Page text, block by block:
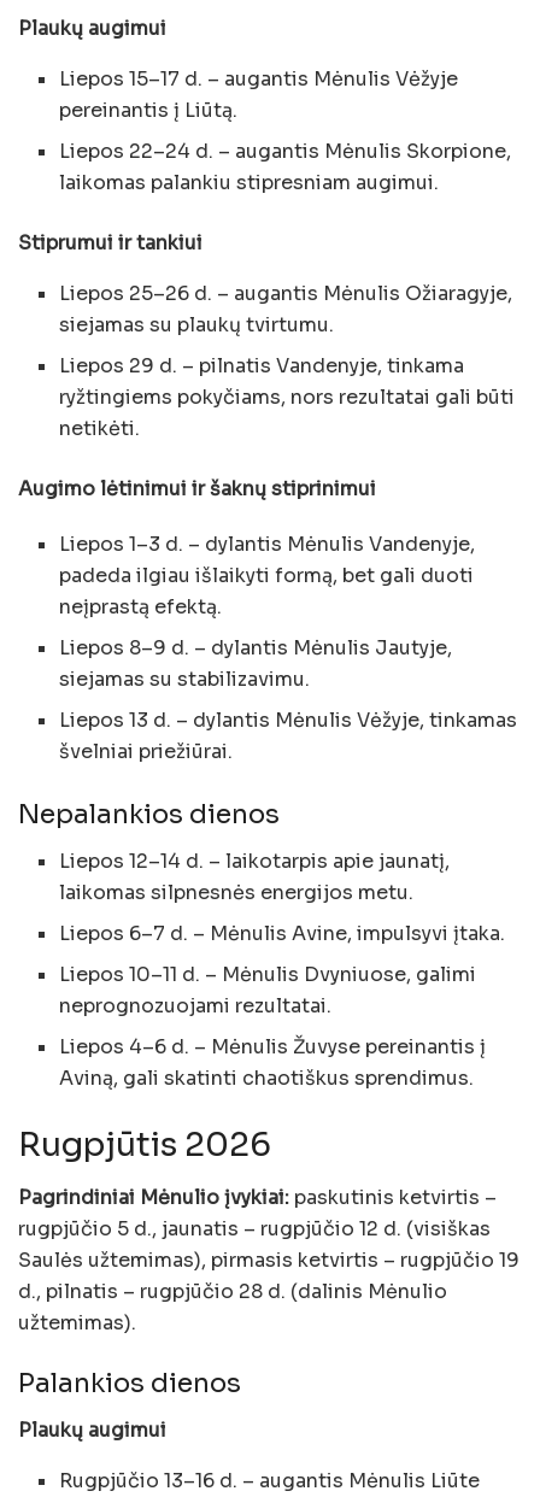
Plaukų augimui
Liepos 15–17 d. – augantis Mėnulis Vėžyje
pereinantis į Liūtą.
Liepos 22–24 d. – augantis Mėnulis Skorpione,
laikomas palankiu stipresniam augimui.
Stiprumui ir tankiui
Liepos 25–26 d. – augantis Mėnulis Ožiaragyje,
siejamas su plaukų tvirtumu.
Liepos 29 d. – pilnatis Vandenyje, tinkama
ryžtingiems pokyčiams, nors rezultatai gali būti
netikėti.
Augimo lėtinimui ir šaknų stiprinimui
Liepos 1–3 d. – dylantis Mėnulis Vandenyje,
padeda ilgiau išlaikyti formą, bet gali duoti
neįprastą efektą.
Liepos 8–9 d. – dylantis Mėnulis Jautyje,
siejamas su stabilizavimu.
Liepos 13 d. – dylantis Mėnulis Vėžyje, tinkamas
švelniai priežiūrai.
Nepalankios dienos
Liepos 12–14 d. – laikotarpis apie jaunatį,
laikomas silpnesnės energijos metu.
Liepos 6–7 d. – Mėnulis Avine, impulsyvi įtaka.
Liepos 10–11 d. – Mėnulis Dvyniuose, galimi
neprognozuojami rezultatai.
Liepos 4–6 d. – Mėnulis Žuvyse pereinantis į
Aviną, gali skatinti chaotiškus sprendimus.
Rugpjūtis 2026
Pagrindiniai Mėnulio įvykiai: paskutinis ketvirtis –
rugpjūčio 5 d., jaunatis – rugpjūčio 12 d. (visiškas
Saulės užtemimas), pirmasis ketvirtis – rugpjūčio 19
d., pilnatis – rugpjūčio 28 d. (dalinis Mėnulio
užtemimas).
Palankios dienos
Plaukų augimui
Rugpjūčio 13–16 d. – augantis Mėnulis Liūte